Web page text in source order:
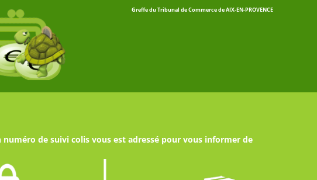
Greffe du Tribunal de Commerce de AIX-EN-PROVENCE
de suivi colis vous est adressé pour vous informer de